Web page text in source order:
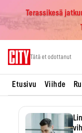
Terassikesä
Tätä et odottanut
Etusivu Viihde